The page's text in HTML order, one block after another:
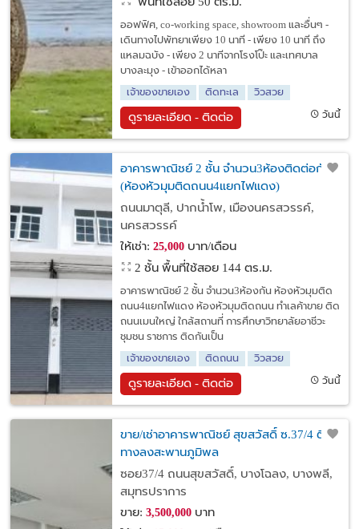
ออฟฟิศ, co-working space, showroom และอื่นๆ -
เดินทางไปพัทยาเพียง 10 นาที - เพียง 10 นาที ถึง
แหลมฉบัง - เพียง 2 นาทีจากโรงโป๊ะ และเทศบาล
บางละมุง - เข้าออกได้หลา
เจ้าของขายเอง
ติดทะเล วิวสวย
ดูรายละเอียด - ติดต่อ วันนี้
อาคารพาณิชย์ 2 ชั้น จำนวน3ห้องติดต่อกัน
(ห้องหัวมุมติดถนน4แยกไฟแดง)
ถนนมาตุลี, ปากน้ำโพ, เมืองนครสวรรค์,
นครสวรรค์
ให้เช่า: 25,000บาท/เดือน
2 ชั้น พื้นที่ใช้สอย 144 ตร.ม.
อาคารพาณิชย์ 2 ชั้น จำนวน3ห้องกัน ห้องหัวมุมติด
ถนน4แยกไฟแดง ห้องหัวมุมติดถนน ทำเลค้าขาย ติด
ถนนเมนใหญ่ ใกล้สถานที่ การศึกษาวิทยาลัยอาชีวะ
ชุมชน ราชการ ติดกันเป็น
เจ้าของขายเอง
ติดถนน วิวสวย
ดูรายละเอียด - ติดต่อ วันนี้
ขาย/เช่าอาคารพาณิชย์ สุขสวัสดิ์ ซ.37/4 ติด
ทางลงสะพานภูมิพล
ซอย37/4 ถนนสุขสวัสดิ์, บางโฉลง, บางพลี,
สมุทรปราการ
ขาย: 3,500,000บาท